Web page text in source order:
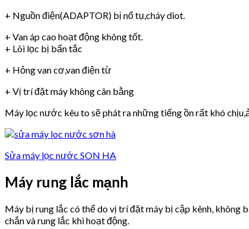
+ Nguồn điện(ADAPTOR) bị nổ tụ,cháy diot.
+ Van áp cao hoạt động không tốt.
+ Lõi lọc bị bẩn tắc
+ Hỏng van cơ,van điện từ
+ Vị trí đặt máy không cân bằng
Máy lọc nước kêu to sẽ phát ra những tiếng ồn rất khó
Sửa máy lọc nước SON HA
Máy rung lắc mạnh
Máy bị rung lắc có thể do vị trí đặt máy bị cập kênh, không
chắn và rung lắc khi hoạt động.